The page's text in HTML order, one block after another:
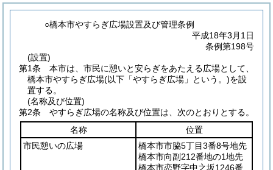
○橋本市やすらぎ広場設置及び管理条例
平成18年3月1日
条例第198号
(設置)
第1条
本市は、市民に憩いと安らぎをあたえる広場として、
橋本市やすらぎ広場(以下「やすらぎ広場」という。)を設
置する。
(名称及び位置)
第2条
やすらぎ広場の名称及び位置は、次のとおりとする。
名称
位置
市民憩いの広場
橋本市市脇5丁目3番8号地先
橋本市向副212番地の1地先
橋本市恋野字中之坂1246番